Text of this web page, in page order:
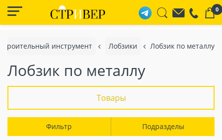
0
инструмент Лобзики Лобзик по металлу
Лобзик по металлу
Товары
Фильтр Подразделы